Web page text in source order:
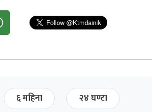
६ महिना २४ घण्टा